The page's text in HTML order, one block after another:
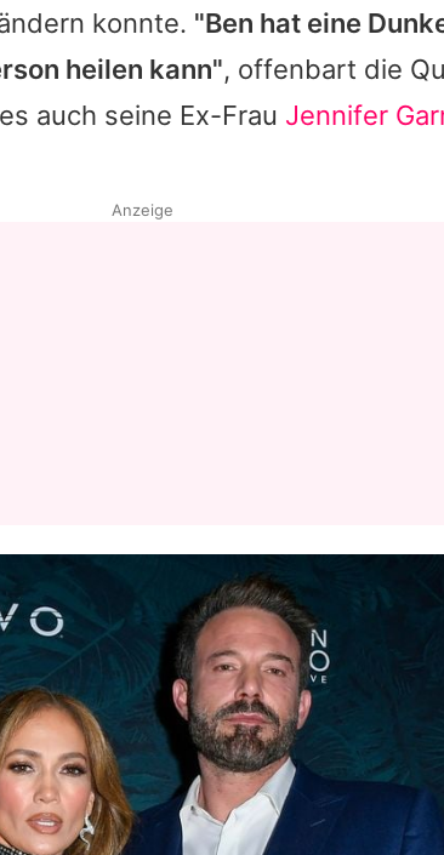
konnte. "Ben hat eine
heilen kann", offenbart die
auch seine Ex-Frau Jennifer
Anzeige